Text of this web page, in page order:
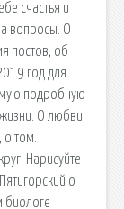
счастья и
вопросы. О
постов, об
год для
подробную
О любви
том.
Нарисуйте
о
биологе